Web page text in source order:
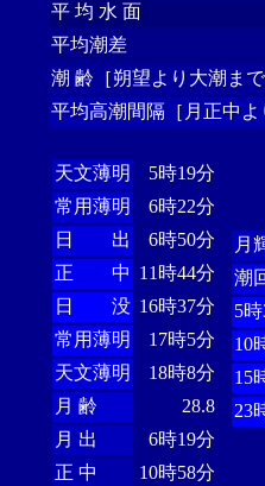
平 均 水 面
平均潮差
潮 齢［朔望より大潮まで
平均高潮間隔［月正中よ
天文薄明
5時19分
常用薄明
6時22分
日 出
6時50分
正 中 11時44分
日 没 16時37分
常用薄明
17時5分
天文薄明
18時8分
月 齢
28.8
月 出
6時19分
正 中
10時58分
月
潮
5
10
15
23